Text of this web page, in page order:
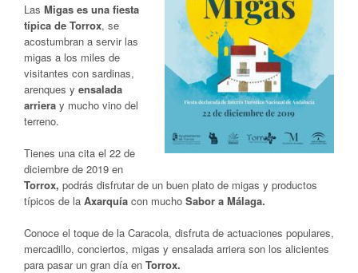
Las Migas es una fiesta
típica de Torrox, se
acostumbran a servir las
migas a los miles de
visitantes con sardinas,
arenques y ensalada
arriera y mucho vino del
terreno.
Tienes una cita el 22 de
diciembre de 2019 en
Torrox, podrás disfrutar de un buen plato de migas y productos
típicos de la Axarquía con mucho Sabor a Málaga.
Conoce el toque de la Caracola, disfruta de actuaciones populares,
mercadillo, conciertos, migas y ensalada arriera son los alicientes
para pasar un gran día en Torrox.